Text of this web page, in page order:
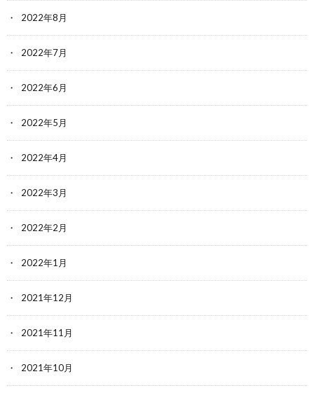
2022年8月
2022年7月
2022年6月
2022年5月
2022年4月
2022年3月
2022年2月
2022年1月
2021年12月
2021年11月
2021年10月